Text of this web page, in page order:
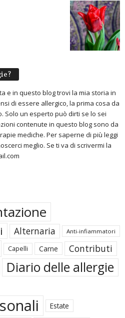
e in questo blog trovi la mia storia in
di essere allergico, la prima cosa da
Solo un esperto può dirti se lo sei
contenute in questo blog sono da
mediche. Per saperne di più leggi
meglio. Se ti va di scrivermi la
Alternaria Anti-infiammatori
Capelli Carne Contributi
Diario delle allergie
Estate